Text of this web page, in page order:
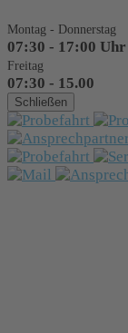
Montag - Donnerstag
07:30 - 17:00 Uhr
Freitag
07:30 - 15.00
Schließen